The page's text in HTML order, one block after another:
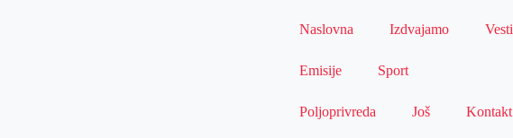
Naslovna Izdvajamo Vesti
Emisije Sport
Poljoprivreda Još Kontakt